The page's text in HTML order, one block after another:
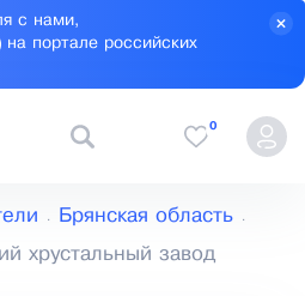
с нами,
на портале российских
0
Брянская область
хрустальный завод